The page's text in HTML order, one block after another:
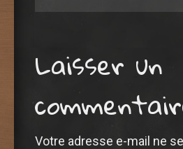
Laisser un
Votre adresse e-mail ne